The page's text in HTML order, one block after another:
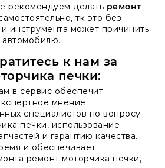
рекомендуем делать ремонт
тк это без
инструмента может причинить
к нам за
печки:
в сервис обеспечит
мнение
специалистов по вопросу
печки, использование
и гарантию качества.
и обеспечивает
ремонт моторчика печки,